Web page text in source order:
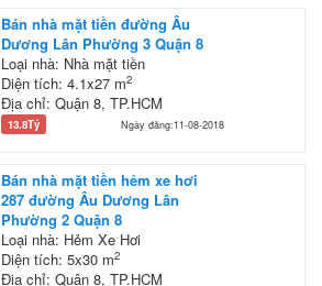
Bán nhà mặt tiền đường Âu
Dương Lân Phường 3 Quận 8
Loại nhà: Nhà mặt tiền
Diện tích: 4.1x27 m2
Địa chỉ: Quận 8, TP.HCM
13.8Tỷ Ngày đăng:11-08-2018
Bán nhà mặt tiền hẻm xe hơi
287 đường Âu Dương Lân
Phường 2 Quận 8
Loại nhà: Hẻm Xe Hơi
Diện tích: 5x30 m2
Địa chỉ: Quận 8, TP.HCM